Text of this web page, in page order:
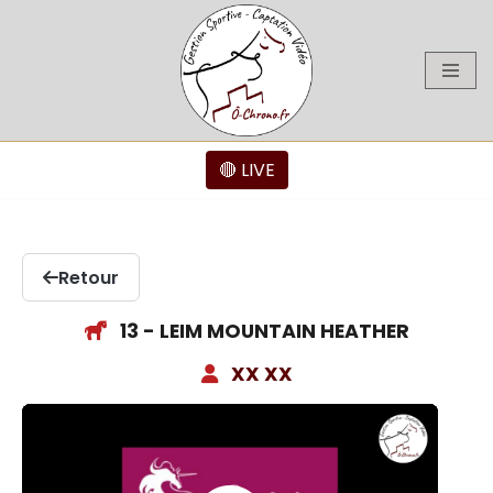
🔴 LIVE
Retour
13 - LEIM MOUNTAIN HEATHER
XX XX